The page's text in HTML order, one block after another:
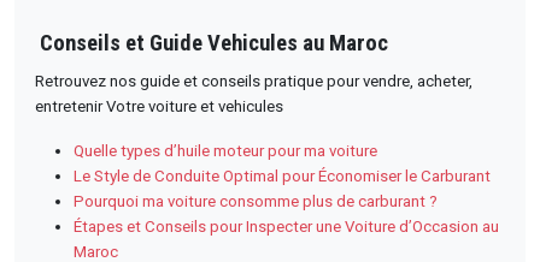
Conseils et Guide Vehicules au Maroc
Retrouvez nos guide et conseils pratique pour vendre, acheter,
entretenir Votre voiture et vehicules
Quelle types d’huile moteur pour ma voiture
Le Style de Conduite Optimal pour Économiser le Carburant
Pourquoi ma voiture consomme plus de carburant ?
Étapes et Conseils pour Inspecter une Voiture d’Occasion au
Maroc